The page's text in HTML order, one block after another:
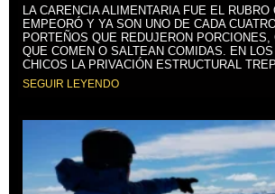
LA CARENCIA ALIMENTARIA FUE EL RUBRO
EMPEORÓ Y YA SON UNO DE CADA
PORTEÑOS QUE REDUJERON
QUE COMEN O SALTEAN COMIDAS. EN
CHICOS LA PRIVACIÓN ESTRUCTURAL
SEGUIR LEYENDO